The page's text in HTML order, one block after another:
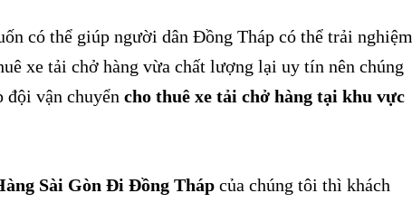
có thể giúp người dân Đồng Tháp có thể trải nghiệm
xe tải chở hàng vừa chất lượng lại uy tín nên chúng
đội vận chuyển cho thuê xe tải chở hàng tại khu vực
Sài Gòn Đi Đồng Tháp của chúng tôi thì khách